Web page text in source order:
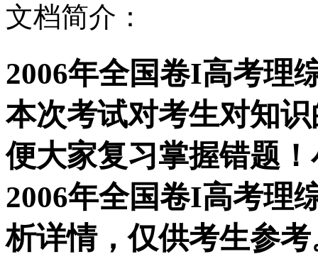
文档简介：
2006年全国卷I高考理
本次考试对考生对知
便大家复习掌握错题
2006年全国卷I高考理
析详情，仅供考生参考